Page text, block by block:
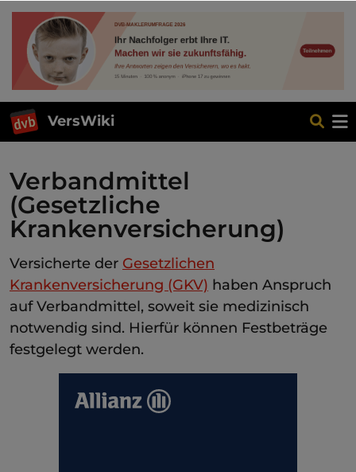
VersWiki
Verbandmittel
(Gesetzliche
Krankenversicherung)
Versicherte der Gesetzlichen
Krankenversicherung (GKV) haben Anspruch
auf Verbandmittel, soweit sie medizinisch
notwendig sind. Hierfür können Festbeträge
festgelegt werden.